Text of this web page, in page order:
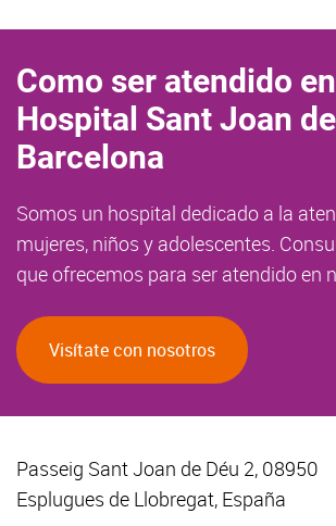
Como ser atendido en
Hospital Sant Joan
Barcelona
Somos un hospital dedicado a la
mujeres, niños y adolescentes.
que ofrecemos para ser atendido en
Visítate con nosotros
Passeig Sant Joan de Déu 2, 08950
Esplugues de Llobregat, España